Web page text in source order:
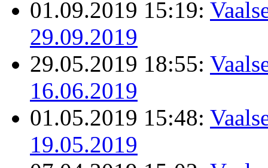
01.09.2019 15:19:
29.09.2019
29.05.2019 18:55:
16.06.2019
01.05.2019 15:48:
19.05.2019